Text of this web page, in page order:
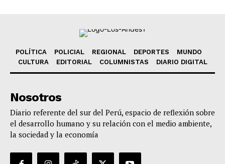
POLÍTICA POLICIAL REGIONAL DEPORTES
MUNDO
CULTURA
EDITORIAL COLUMNISTAS DIARIO DIGITAL
Nosotros
Diario referente del sur del Perú, espacio de reflexión sobre
el desarrollo humano y su relación con el medio ambiente,
la sociedad y la economía